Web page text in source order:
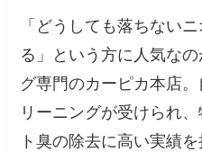
「どうしても落ちない
る」という方に人気な
グ専門のカーピカ本店
リーニングが受けられ
ト臭の除去に高い実績を